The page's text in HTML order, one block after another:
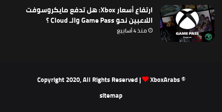
ارتفاع أسعار Xbox: هل تدفع مايكروسوفت
اللاعبين نحو Game Pass والـ Cloud ؟
منذ 4 أسابيع
© Copyright 2020, All Rights Reserved |
XboxArabs
sitemap